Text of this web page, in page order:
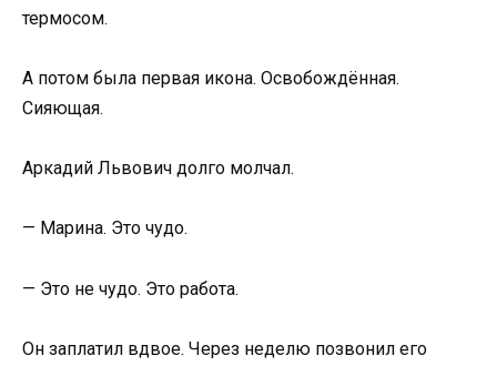
термосом.
А потом была первая икона. Освобождённая.
Сияющая.
Аркадий Львович долго молчал.
— Марина. Это чудо.
— Это не чудо. Это работа.
Он заплатил вдвое. Через неделю позвонил его